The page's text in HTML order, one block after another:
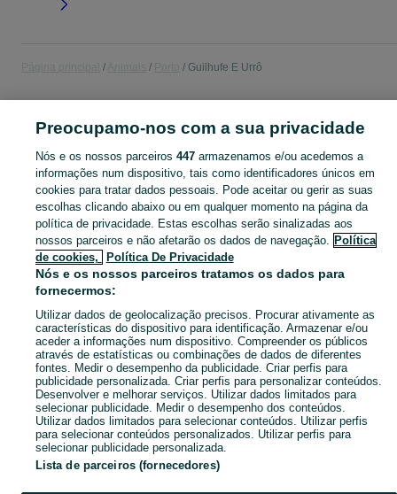
Guilhufe E Urrô
CATEGORIA
Animais para Venda, para Adopção Guilhufe E Urrô. Veja os anúncios classificados ou publique o seu anúncio de Animais grátis no OLX. Mostrar
Mapa do site
Mapa das freguesias
Mapa de mini-sites
Pesquisas populares
Preocupamo-nos com a sua privacidade
Nós e os nossos parceiros 447armazenamos e/ou acedemos a
informações num dispositivo, tais como identificadores únicos em
cookies para tratar dados pessoais. Pode aceitar ou gerir as suas
escolhas clicando abaixo ou em qualquer momento na página da
política de privacidade. Estas escolhas serão sinalizadas aos
nossos parceiros e não afetarão os dados de navegação. Política
de cookies,
Política De Privacidade
Nós e os nossos parceiros tratamos os dados para
fornecermos:
Utilizar dados de geolocalização precisos. Procurar ativamente as
características do dispositivo para identificação. Armazenar e/ou
aceder a informações num dispositivo. Compreender os públicos
através de estatísticas ou combinações de dados de diferentes
fontes. Medir o desempenho da publicidade. Criar perfis para
publicidade personalizada. Criar perfis para personalizar conteúdos.
Desenvolver e melhorar serviços. Utilizar dados limitados para
selecionar publicidade. Medir o desempenho dos conteúdos.
Utilizar dados limitados para selecionar conteúdos. Utilizar perfis
para selecionar conteúdos personalizados. Utilizar perfis para
selecionar publicidade personalizada.
Lista de parceiros (fornecedores)